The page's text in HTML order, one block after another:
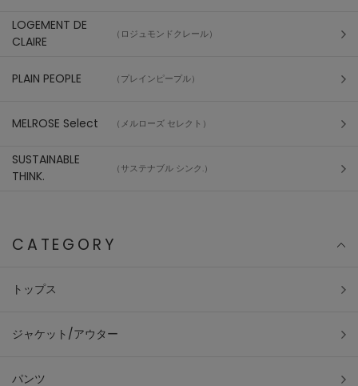
LOGEMENT DE
CLAIRE
（ロジュモンドクレール）
PLAIN PEOPLE （プレインピープル）
MELROSE Select （メルローズ セレクト）
SUSTAINABLE
THINK.
（サステナブル シンク.）
CATEGORY
トップス
ジャケット/アウター
パンツ